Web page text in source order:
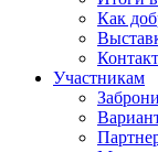
Как
Участникам